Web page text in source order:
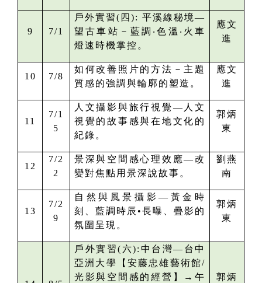
9 7/1
戶外實習(四): 平溪線秘境—
望古車站－藍調‧色溫‧火車
燈速時機掌控。
應文
進
10 7/8
如何改善照片的方法－主題
質感的強調與輪廓的塑造。
應文
進
11
7/1
5
人文攝影與旅行視覺—人文
視覺的故事感與在地文化的
紀錄。
郭炳
東
12
7/2
2
景深與空間感心理效應—改
變對焦點用景深說故事。
劉燕
南
13
7/2
9
自然與風景攝影—黃金時
刻、藍調時辰•長曝、疊影的
氛圍呈現。
郭炳
東
戶外實習(六):中台灣— 台中
亞洲大學【安藤忠雄藝術館/
光影與空間感的經營】
→午 郭炳